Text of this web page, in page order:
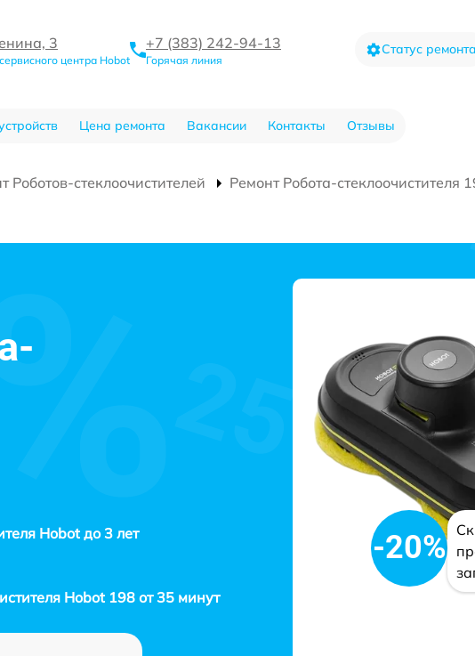
3
центра Hobot
+7 (383) 242-94-13
Горячая линия
Статус ремонта
Цена ремонта Вакансии Контакты Отзывы
Роботов-стеклоочистителей
Ремонт Робота-стеклоочистителя
Hobot до 3 лет
Hobot 198 от 35 минут
-20%